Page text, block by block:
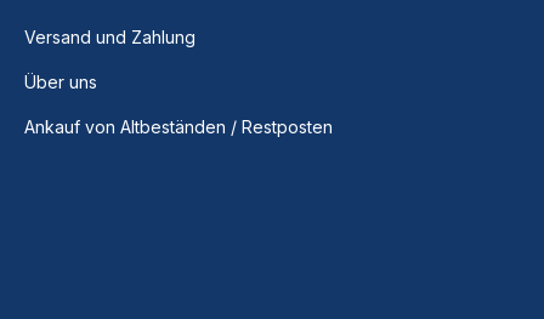
Versand und Zahlung
Über uns
Ankauf von Altbeständen / Restposten